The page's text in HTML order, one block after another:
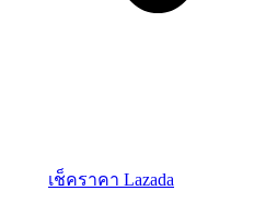
เช็คราคา Lazada